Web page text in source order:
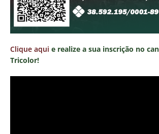
Clique aqui e realize a sua inscrição no
Tricolor!